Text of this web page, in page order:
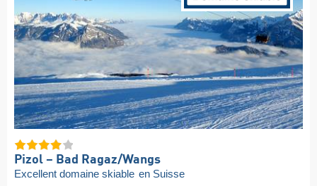
Pizol – Bad Ragaz/​Wangs
Excellent domaine skiable en Suisse